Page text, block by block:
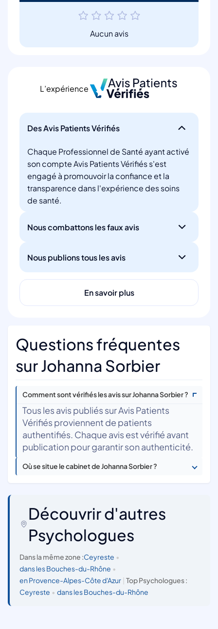
Aucun avis
L’expérience
Des Avis Patients Vérifiés
Chaque Professionnel de Santé ayant activé
son compte Avis Patients Vérifiés s'est
engagé à promouvoir la confiance et la
transparence dans l'expérience des soins
de santé.
Nous combattons les faux avis
Nous publions tous les avis
En savoir plus
Questions fréquentes
sur Johanna Sorbier
Comment sont vérifiés les avis sur Johanna Sorbier ?
Tous les avis publiés sur Avis Patients
Vérifiés proviennent de patients
authentifiés. Chaque avis est vérifié avant
publication pour garantir son authenticité.
Où se situe le cabinet de Johanna Sorbier ?
Découvrir d'autres
Psychologues
Dans la même zone :Ceyreste •
dans les Bouches-du-Rhône •
en Provence-Alpes-Côte d'Azur
Top Psychologues :
Ceyreste • dans les Bouches-du-Rhône